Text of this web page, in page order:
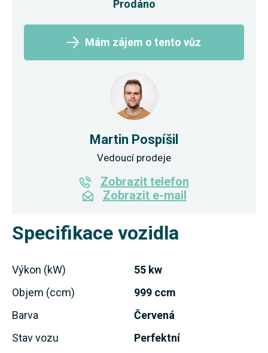
Specifikace vozidla
Výkon (kW)
55 kw
Objem (ccm)
999 ccm
Barva
Červená
Stav vozu
Perfektní
Prodáno
Mám zájem o tento vůz
Martin Pospíšil
Vedoucí prodeje
Zobrazit telefon
Zobrazit e-mail